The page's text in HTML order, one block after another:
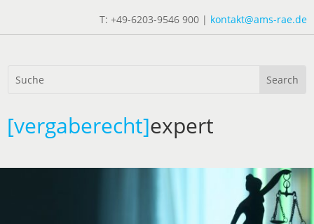
T: +49-6203-9546 900 | kontakt@ams-rae.de
[vergaberecht]expert